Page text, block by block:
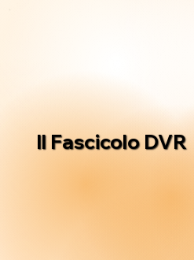
Il Fascicolo DVR